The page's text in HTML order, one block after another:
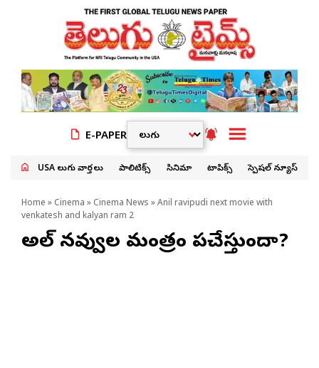
E-PAPER
USA తెలుగు వార్తలు పాలిటిక్స్ సినిమా టాపిక్స్ స్పెషల్ న్యూస్
Home » Cinema » Cinema News » Anil ravipudi next movie with
venkatesh and kalyan ram 2
అనిల్ నవ్వుల మంత్రం పనిచేస్తుందా?